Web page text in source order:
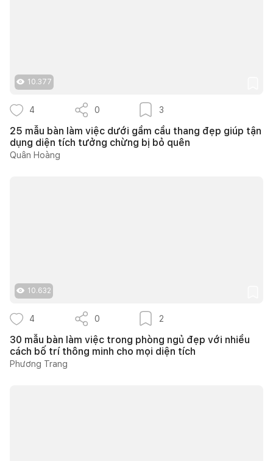
10.377
4 0 3
25 mẫu bàn làm việc dưới gầm cầu thang đẹp giúp tận
dụng diện tích tưởng chừng bị bỏ quên
Quân Hoàng
10.632
4 0 2
30 mẫu bàn làm việc trong phòng ngủ đẹp với nhiều
cách bố trí thông minh cho mọi diện tích
Phương Trang